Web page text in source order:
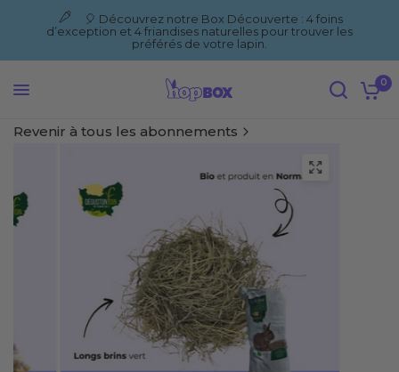
🎈 Découvrez notre Box Découverte : 4 foins
d’exception et 4 friandises naturelles pour trouver les
préférés de votre lapin.
0
Revenir à tous les abonnements